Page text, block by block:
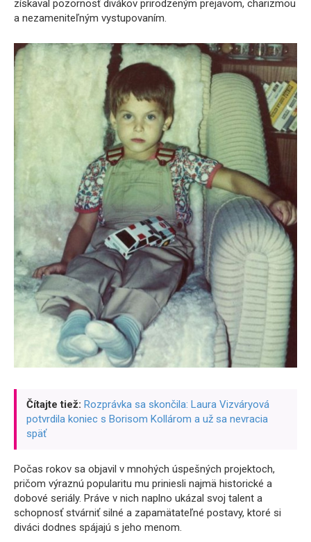
získaval pozornosť divákov prirodzeným prejavom, charizmou
a nezameniteľným vystupovaním.
Čítajte tiež: Rozprávka sa skončila: Laura Vizváryová
potvrdila koniec s Borisom Kollárom a už sa nevracia
späť
Počas rokov sa objavil v mnohých úspešných projektoch,
pričom výraznú popularitu mu priniesli najmä historické a
dobové seriály. Práve v nich naplno ukázal svoj talent a
schopnosť stvárniť silné a zapamätateľné postavy, ktoré si
diváci dodnes spájajú s jeho menom.